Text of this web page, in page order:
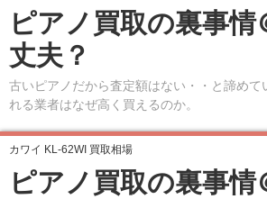
ピアノ買取の裏事
丈夫？
古いピアノだから査定額はない・・と諦め
れる業者はなぜ高く買えるのか。
カワイ KL-62WI 買取相場
ピアノ買取の裏事